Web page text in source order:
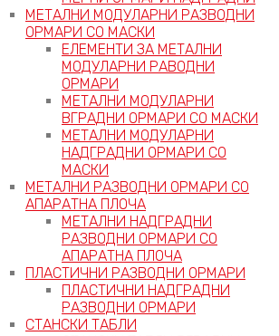
МЕТАЛНИ МОДУЛАРНИ РАЗВОДНИ
ОРМАРИ СО МАСКИ
ЕЛЕМЕНТИ ЗА МЕТАЛНИ
МОДУЛАРНИ РАВОДНИ
ОРМАРИ
МЕТАЛНИ МОДУЛАРНИ
ВГРАДНИ ОРМАРИ СО МАСКИ
МЕТАЛНИ МОДУЛАРНИ
НАДГРАДНИ ОРМАРИ СО
МАСКИ
МЕТАЛНИ РАЗВОДНИ ОРМАРИ СО
АПАРАТНА ПЛОЧА
МЕТАЛНИ НАДГРАДНИ
РАЗВОДНИ ОРМАРИ СО
АПАРАТНА ПЛОЧА
ПЛАСТИЧНИ РАЗВОДНИ ОРМАРИ
ПЛАСТИЧНИ НАДГРАДНИ
РАЗВОДНИ ОРМАРИ
СТАНСКИ ТАБЛИ